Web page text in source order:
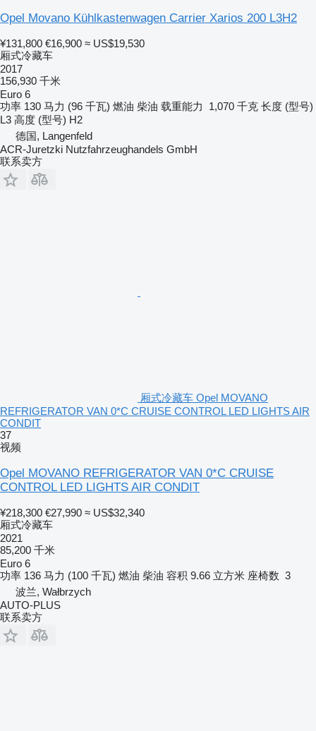
Opel Movano Kühlkastenwagen Carrier Xarios 200 L3H2
¥131,800 €16,900 ≈ US$19,530
厢式冷藏车
2017
156,930 千米
Euro 6
功率 130 马力 (96 千瓦) 燃油 柴油 载重能力 1,070 千克 长度 (型号)
L3 高度 (型号) H2
德国, Langenfeld
ACR-Juretzki Nutzfahrzeughandels GmbH
联系卖方
厢式冷藏车 Opel MOVANO
REFRIGERATOR VAN 0*C CRUISE CONTROL LED LIGHTS AIR
CONDIT
37
视频
Opel MOVANO REFRIGERATOR VAN 0*C CRUISE
CONTROL LED LIGHTS AIR CONDIT
¥218,300 €27,990 ≈ US$32,340
厢式冷藏车
2021
85,200 千米
Euro 6
功率 136 马力 (100 千瓦) 燃油 柴油 容积 9.66 立方米 座椅数 3
波兰, Wałbrzych
AUTO-PLUS
联系卖方